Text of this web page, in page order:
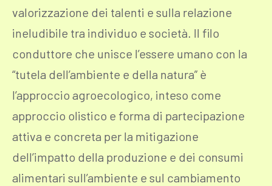
valorizzazione dei talenti e sulla relazione
ineludibile tra individuo e società. Il filo
conduttore che unisce l’essere umano con la
“tutela dell’ambiente e della natura” è
l’approccio agroecologico, inteso come
approccio olistico e forma di partecipazione
attiva e concreta per la mitigazione
dell’impatto della produzione e dei consumi
alimentari sull’ambiente e sul cambiamento